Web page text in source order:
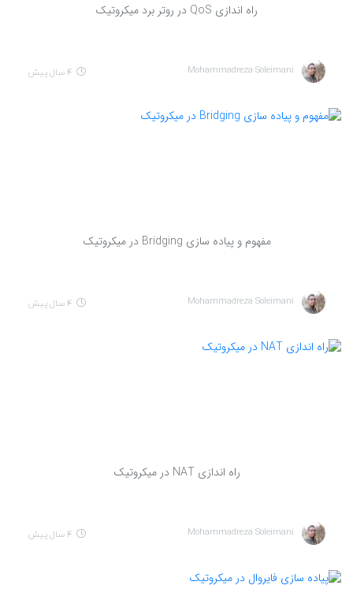
راه اندازی QoS در روتر برد میکروتیک
Mohammadreza Soleimani 4 سال پیش
مفهوم و پیاده سازی Bridging در میکروتیک
Mohammadreza Soleimani 4 سال پیش
راه اندازی NAT در میکروتیک
Mohammadreza Soleimani 4 سال پیش